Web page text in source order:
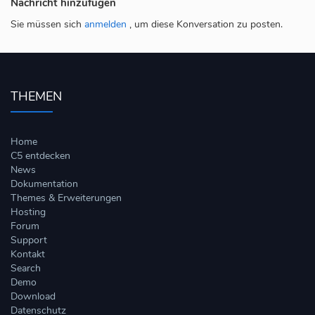
Nachricht hinzufügen
Sie müssen sich anmelden , um diese Konversation zu posten.
THEMEN
Home
C5 entdecken
News
Dokumentation
Themes & Erweiterungen
Hosting
Forum
Support
Kontakt
Search
Demo
Download
Datenschutz